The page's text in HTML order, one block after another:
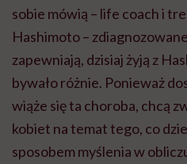
sobie mówią – life coach i
Hashimoto –
zapewniają, dzisiaj żyją z
bywało różnie. Ponieważ
wiąże się ta choroba, chcą
kobiet na temat tego, co
sposobem myślenia w